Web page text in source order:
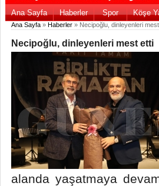
Ana Sayfa Haberler Spor Köşe
Ana Sayfa » Haberler » Necipoğlu, dinleyenleri
Necipoğlu, dinleyenleri mest etti
alanda yaşatmaya